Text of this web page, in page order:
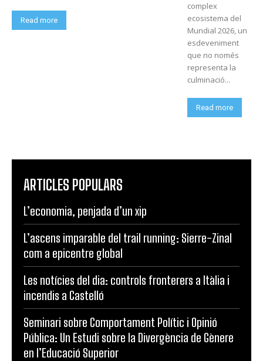
Read more
complex
ecosistema del
Mundial 2026, un
esdeveniment
que no només
representa la
culminació...
Read more
ARTICLES POPULARS
L’economia, penjada d’un xip
L’ascens imparable del trail running: Sierre-Zinal
com a epicentre global
Les notícies del dia: controls fronterers a Itàlia i
incendis a Castelló
Seminari sobre Comportament Polític i Opinió
Pública: Un Estudi sobre la Divergència de Gènere
en l’Educació Superior